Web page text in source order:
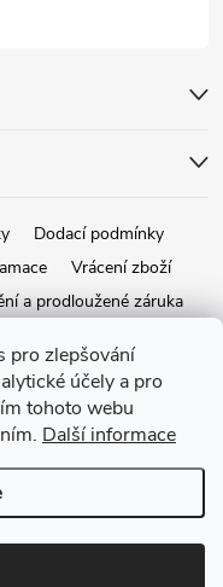
pro zlepšování
účely a pro
tohoto webu
Další informace
Dodací podmínky
Vrácení zboží
a prodloužené záruka
Upraviť nastavenie